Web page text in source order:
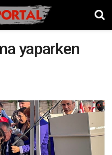
yaparken